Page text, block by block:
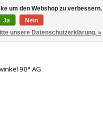
Ihr
90° AG
um den Webshop zu verbessern.
Ja
Nein
unsere Datenschutzerklärung. »